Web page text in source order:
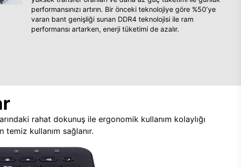
performansınızı artırın. Bir önceki teknolojiye göre %50’ye
varan bant genişliği sunan DDR4 teknolojisi ile ram
performansı artarken, enerji tüketimi de azalır.
rahat dokunuş ile ergonomik kullanım kolaylığı
kullanım sağlanır.